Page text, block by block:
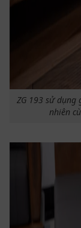
ZG 193 sử dụng
nhiên